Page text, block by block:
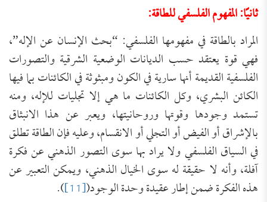
ثانيًا: المفهوم الفلسفي للطاقة:
المراد بالطاقة في مفهومها الفلسفي: “بحث الإنسان عن الإله”،
فهي قوة يعتقد حسب الديانات الوضعية الشرقية والتصورات
الفلسفية القديمة أنها سارية في الكون ومبثوثة في الكائنات بما فيها
الكائن البشري، وكل الكائنات ما هي إلا تجليات للإله، ومنه
تستمد وجودها وقوتها وروحانيتها، ويعبر عن هذا الانبثاق
بالإشراق أو الفيض أو التجلي أو الانقسام، وعليه فإن الطاقة تطلق
في السياق الفلسفي ولا يراد بها سوى التصور الذهني عن فكرة
آفلة، وأنه لا حقيقة له سوى الخيال الذهني، ويمكن التعبير عن
هذه الفكرة ضمن إطار عقيدة وحدة الوجود([11]
).